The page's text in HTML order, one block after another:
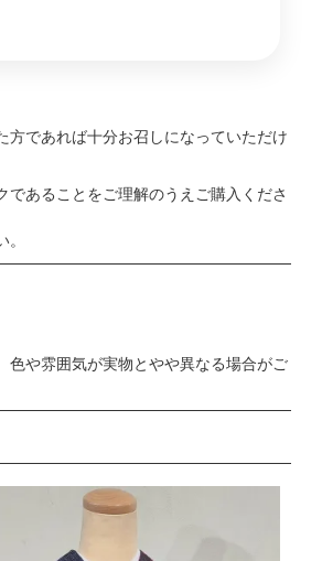
であれば十分お召しになっていただけ
あることをご理解のうえご購入くださ
色や雰囲気が実物とやや異なる場合がご